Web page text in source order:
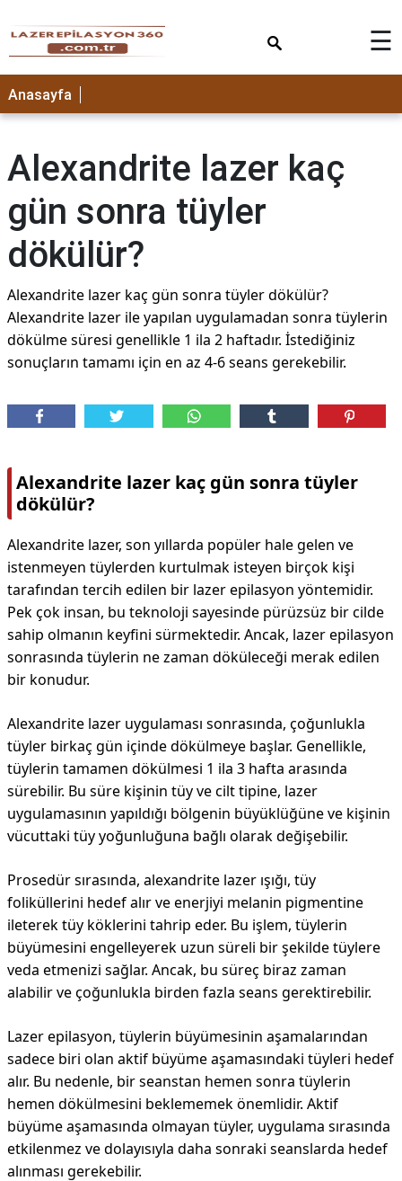
☰
Anasayfa
Alexandrite lazer kaç
gün sonra tüyler
dökülür?
Alexandrite lazer kaç gün sonra tüyler dökülür?
Alexandrite lazer ile yapılan uygulamadan sonra tüylerin
dökülme süresi genellikle 1 ila 2 haftadır. İstediğiniz
sonuçların tamamı için en az 4-6 seans gerekebilir.
Alexandrite lazer kaç gün sonra tüyler
dökülür?
Alexandrite lazer, son yıllarda popüler hale gelen ve
istenmeyen tüylerden kurtulmak isteyen birçok kişi
tarafından tercih edilen bir lazer epilasyon yöntemidir.
Pek çok insan, bu teknoloji sayesinde pürüzsüz bir cilde
sahip olmanın keyfini sürmektedir. Ancak, lazer epilasyon
sonrasında tüylerin ne zaman döküleceği merak edilen
bir konudur.
Alexandrite lazer uygulaması sonrasında, çoğunlukla
tüyler birkaç gün içinde dökülmeye başlar. Genellikle,
tüylerin tamamen dökülmesi 1 ila 3 hafta arasında
sürebilir. Bu süre kişinin tüy ve cilt tipine, lazer
uygulamasının yapıldığı bölgenin büyüklüğüne ve kişinin
vücuttaki tüy yoğunluğuna bağlı olarak değişebilir.
Prosedür sırasında, alexandrite lazer ışığı, tüy
foliküllerini hedef alır ve enerjiyi melanin pigmentine
ileterek tüy köklerini tahrip eder. Bu işlem, tüylerin
büyümesini engelleyerek uzun süreli bir şekilde tüylere
veda etmenizi sağlar. Ancak, bu süreç biraz zaman
alabilir ve çoğunlukla birden fazla seans gerektirebilir.
Lazer epilasyon, tüylerin büyümesinin aşamalarından
sadece biri olan aktif büyüme aşamasındaki tüyleri hedef
alır. Bu nedenle, bir seanstan hemen sonra tüylerin
hemen dökülmesini beklememek önemlidir. Aktif
büyüme aşamasında olmayan tüyler, uygulama sırasında
etkilenmez ve dolayısıyla daha sonraki seanslarda hedef
alınması gerekebilir.